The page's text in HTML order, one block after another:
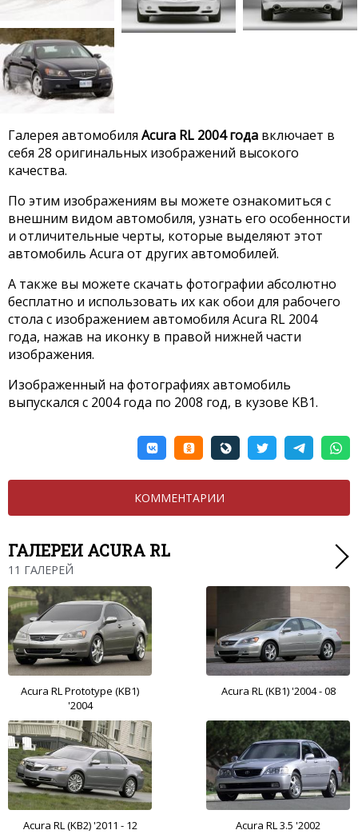
Галерея автомобиля Acura RL 2004 года включает в
себя 28 оригинальных изображений высокого
качества.
По этим изображениям вы можете ознакомиться с
внешним видом автомобиля, узнать его особенности
и отличительные черты, которые выделяют этот
автомобиль Acura от других автомобилей.
А также вы можете скачать фотографии абсолютно
бесплатно и использовать их как обои для рабочего
стола с изображением автомобиля Acura RL 2004
года, нажав на иконку в правой нижней части
изображения.
Изображенный на фотографиях автомобиль
выпускался с 2004 года по 2008 год, в кузове KB1.
КОММЕНТАРИИ
ГАЛЕРЕИ ACURA RL
11 ГАЛЕРЕЙ
Acura RL Prototype (KB1)
'2004
Acura RL (KB1) '2004 - 08
Acura RL (KB2) '2011 - 12 Acura RL 3.5 '2002